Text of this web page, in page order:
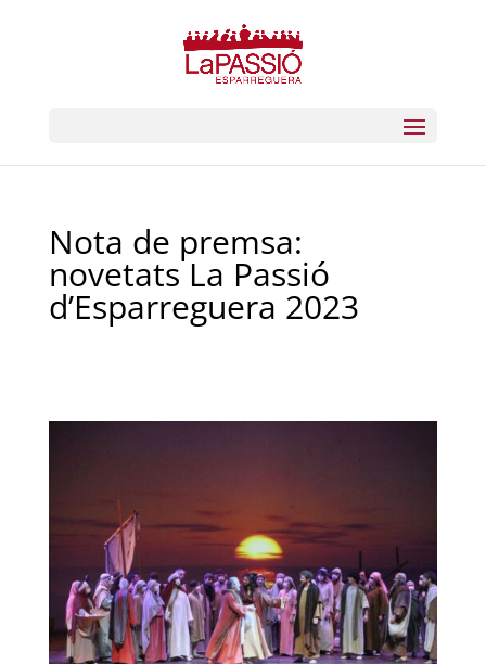
Nota de premsa:
novetats La Passió
d’Esparreguera 2023